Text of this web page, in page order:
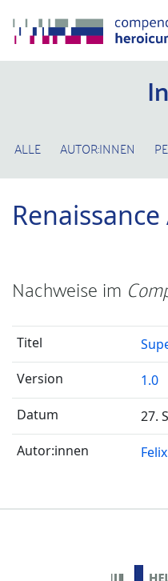
ALLE AUTOR:INNEN
Nachweise im
1.0
27.